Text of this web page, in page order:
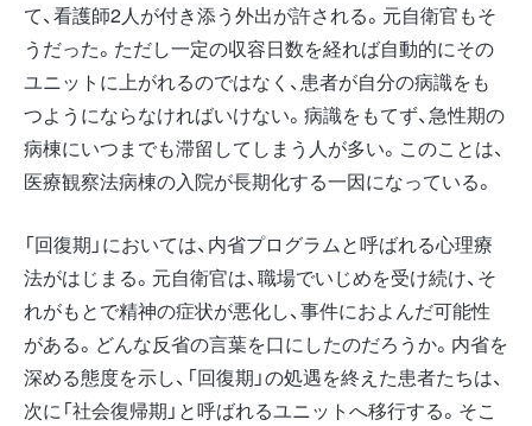
て、看護師2人が付き添う外出が許される。元自衛官もそ
うだった。ただし一定の収容日数を経れば自動的にその
ユニットに上がれるのではなく、患者が自分の病識をも
つようにならなければいけない。病識をもてず、急性期の
病棟にいつまでも滞留してしまう人が多い。このことは、
医療観察法病棟の入院が長期化する一因になっている。
「回復期」においては、内省プログラムと呼ばれる心理療
法がはじまる。元自衛官は、職場でいじめを受け続け、そ
れがもとで精神の症状が悪化し、事件におよんだ可能性
がある。どんな反省の言葉を口にしたのだろうか。内省を
深める態度を示し、「回復期」の処遇を終えた患者たちは、
次に「社会復帰期」と呼ばれるユニットへ移行する。そこ